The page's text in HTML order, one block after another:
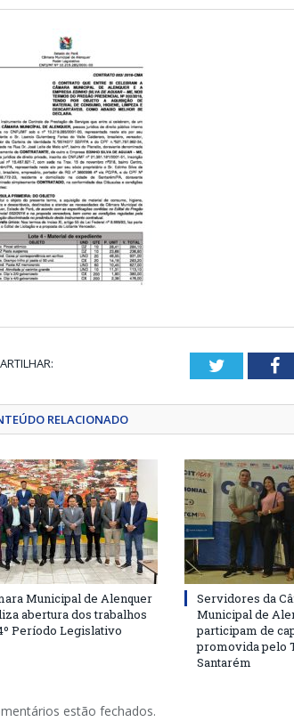
Twitter
RELACIONADO
Municipal de Alenquer
abertura dos trabalhos
Período Legislativo
Servidores da
Municipal de
participam de
promovida pelo
Santarém
estão fechados.